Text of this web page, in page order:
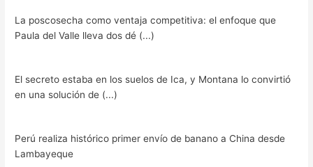
La poscosecha como ventaja competitiva: el enfoque que
Paula del Valle lleva dos dé (...)
El secreto estaba en los suelos de Ica, y Montana lo convirtió
en una solución de (...)
Perú realiza histórico primer envío de banano a China desde
Lambayeque